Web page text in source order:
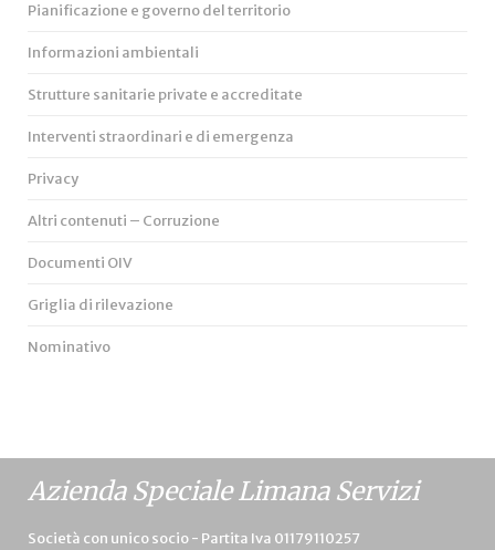
Pianificazione e governo del territorio
Informazioni ambientali
Strutture sanitarie private e accreditate
Interventi straordinari e di emergenza
Privacy
Altri contenuti – Corruzione
Documenti OIV
Griglia di rilevazione
Nominativo
Azienda Speciale Limana Servizi
Società con unico socio - Partita Iva 01179110257